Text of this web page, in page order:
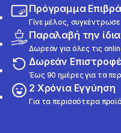
Πρόγραμμα
Γίνε μέλος,
Παραλαβή την
Δωρεάν για όλες τις
Δωρεάν
Έως 90 ημέρες για τα
2 Χρόνια Εγγύηση
Για τα περισσότερα